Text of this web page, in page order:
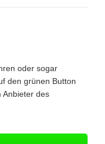
oder sogar
den grünen Button
Anbieter des